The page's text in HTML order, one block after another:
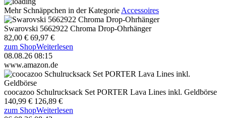
Mehr Schnäppchen in der Kategorie Accessoires
Swarovski 5662922 Chroma Drop-Ohrhänger
82,00 € 69,97 €
zum ShopWeiterlesen
08.08.26 08:15
www.amazon.de
coocazoo Schulrucksack Set PORTER Lava Lines inkl. Geldbörse
140,99 € 126,89 €
zum ShopWeiterlesen